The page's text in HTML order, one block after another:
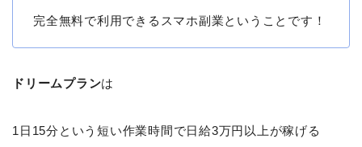
完全無料で利用できるスマホ副業ということです！
ドリームプランは
1日15分という短い作業時間で日給3万円以上が稼げる